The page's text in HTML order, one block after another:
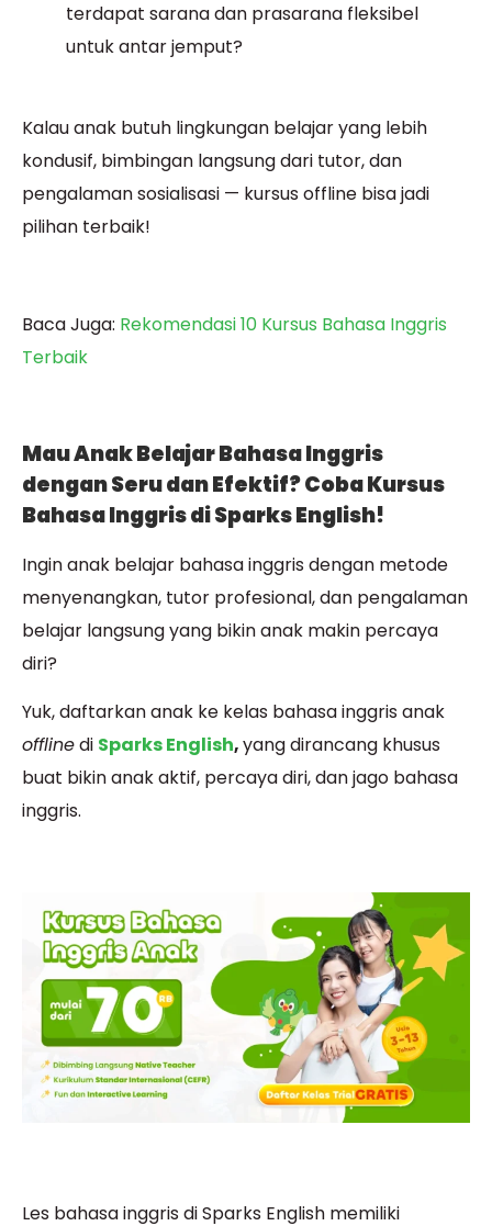
terdapat sarana dan prasarana fleksibel
untuk antar jemput?
Kalau anak butuh lingkungan belajar yang lebih
kondusif, bimbingan langsung dari tutor, dan
pengalaman sosialisasi — kursus offline bisa jadi
pilihan terbaik!
Baca Juga: Rekomendasi 10 Kursus Bahasa Inggris
Terbaik
Mau Anak Belajar Bahasa Inggris
dengan Seru dan Efektif? Coba Kursus
Bahasa Inggris di Sparks English!
Ingin anak belajar bahasa inggris dengan metode
menyenangkan, tutor profesional, dan pengalaman
belajar langsung yang bikin anak makin percaya
diri?
Yuk, daftarkan anak ke kelas bahasa inggris anak
offlinedi Sparks English,yang dirancang khusus
buat bikin anak aktif, percaya diri, dan jago bahasa
inggris.
Les bahasa inggris di Sparks English memiliki